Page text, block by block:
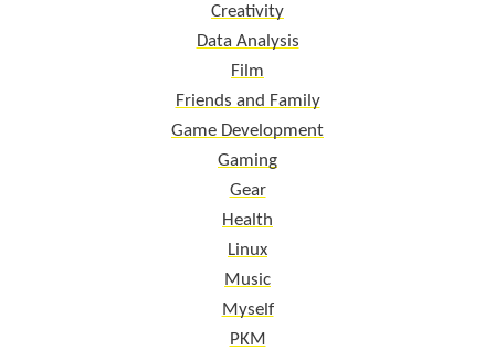
Creativity
Data Analysis
Film
Friends and Family
Game Development
Gaming
Gear
Health
Linux
Music
Myself
PKM